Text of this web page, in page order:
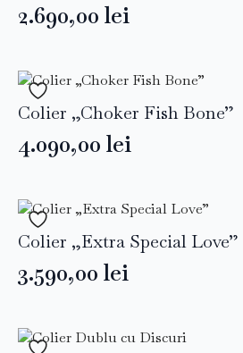
2.690,00 lei
Colier „Choker Fish Bone”
4.090,00 lei
Colier „Extra Special Love”
3.590,00 lei